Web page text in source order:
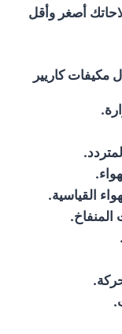
أصغر وأقل
مكيفات كاريير
.
.
.
القياسية.
.
.
.
.